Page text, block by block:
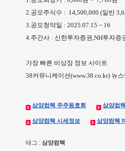
2.공모주식수 : 14,500,000 (일반
3.공모청약일 : 2025.07.15 ~ 16
4.주간사 : 신한투자증권,NH투자증
가장 빠른 비상장 정보 사이트
38커뮤니케이션(www.38.co.kr) 뉴스
삼양컴텍 주주동호회 삼양컴
삼양컴텍 시세정보 삼양컴텍
테그 : 삼양컴텍